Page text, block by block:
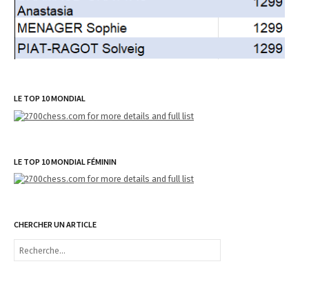
LE TOP 10 MONDIAL
LE TOP 10 MONDIAL FÉMININ
CHERCHER UN ARTICLE
R